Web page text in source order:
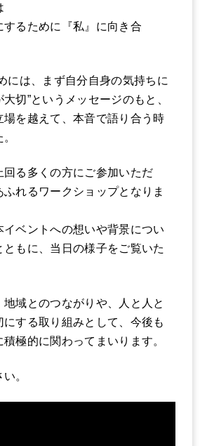
社員インタビュー
１
社員インタビュー
３
募集要項
8611
するために『私』に向き合
には、まず自分自身の気持ちに
切”というメッセージのもと、
場を越えて、本音で語り合う時
回る多くの方にご参加いただ
ふれるワークショップとなりま
イベントへの想いや背景につい
ともに、当日の様子をご覧いた
地域とのつながりや、人と人と
にする取り組みとして、今後も
極的に関わってまいります。
。